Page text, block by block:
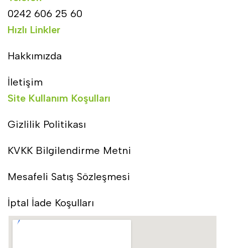
0242 606 25 60
Hızlı Linkler
Hakkımızda
İletişim
Site Kullanım Koşulları
Gizlilik Politikası
KVKK Bilgilendirme Metni
Mesafeli Satış Sözleşmesi
İptal İade Koşulları